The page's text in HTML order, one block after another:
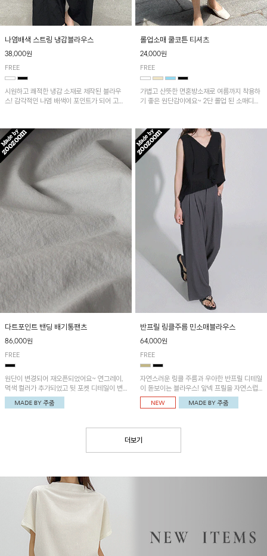
나염배색 스트링 냉감블라우스
38,000원
FREE
시원하고 쾌적한 냉감 소재로 제작된 블라우
스! 감각적인 나염 배색이 포인트가 되어 고급
착용 가능합니다~
롤업소매 쿨코튼 티셔츠
24,000원
FREE
가볍고 산뜻한 면혼방소재로 여름까지 착용하
기 좋은 원단감이에요~ 2단 롤업 된 소매디테
다트포인트 밴딩 배기통팬츠
86,000원
FREE
원단이 변경되어 재오픈되었어요~ 연그레이,
먹색 컬러가 추가되었고 뒷 포켓 디테일이 변
경되었습니다~가볍고 시원하게 착용되는 배
기통팬츠! 허리밴딩과 여유로운 통으로 편안해
반프릴 링클주름 민소매블라우스
64,000원
FREE
자연스러운 링클 주름과 우아한 반프릴 디테일
이 돋보이는 블라우스! 앞넥 프릴을 자연스럽
게 내려 여성스러운 무드로 연출하거나, 어깨
옆 단추에 걸어 세련된 카울넥 스타일로 연출
더보기